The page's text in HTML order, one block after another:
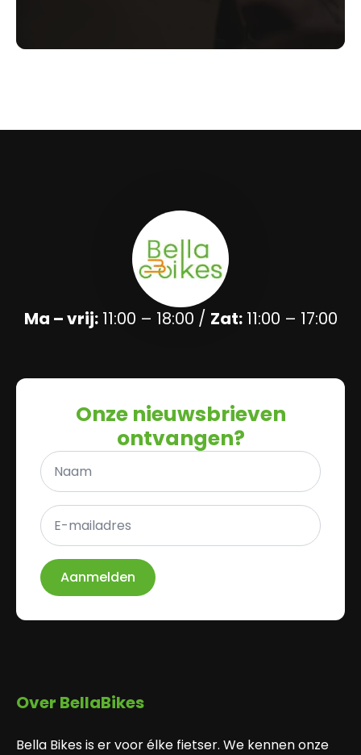
Ma – vrij:11:00 – 18:00 / Zat:11:00 – 17:00
Onze nieuwsbrieven
ontvangen?
Naam
E-
mailadres
*
Aanmelden
Over BellaBikes
Bella Bikes is er voor élke fietser. We kennen onze